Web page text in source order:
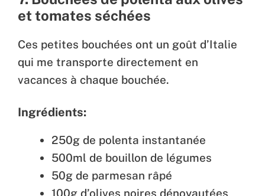
et tomates séchées
Ces petites bouchées ont un goût d’Italie
qui me transporte directement en
vacances à chaque bouchée.
Ingrédients:
250g de polenta instantanée
500ml de bouillon de légumes
50g de parmesan râpé
100g d’olives noires dénoyautées